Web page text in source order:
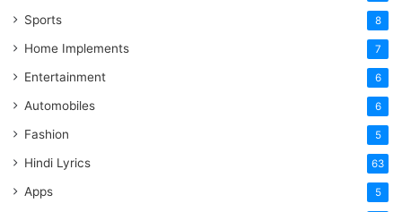
Sports 8
Home Implements 7
Entertainment 6
Automobiles 6
Fashion 5
Hindi Lyrics 63
Apps 5